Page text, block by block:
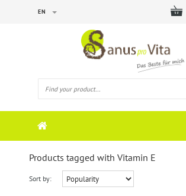
EN
Products tagged with Vitamin E
Sort by: